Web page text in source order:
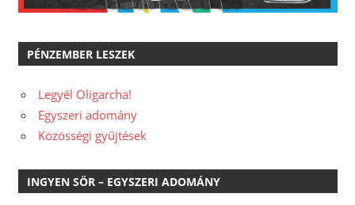
PÉNZEMBER LESZEK
Legyél Oligarcha!
Egyszeri adomány
Közösségi gyűjtések
INGYEN SÖR – EGYSZERI ADOMÁNY